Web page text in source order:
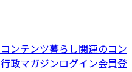
ンテンツ暮らし関連のコン
行政マガジンログイン会員登